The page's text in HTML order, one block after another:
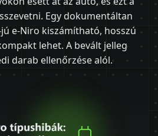
Egy dokumentáltan
e-Niro kiszámítható, hosszú
lehet. A bevált jelleg
darab ellenőrzése alól.